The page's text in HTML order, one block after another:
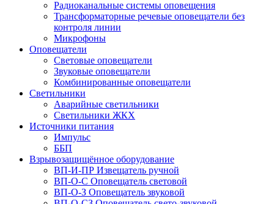
Радиоканальные системы оповещения
Трансформаторные речевые оповещатели без
контроля линии
Микрофоны
Оповещатели
Световые оповещатели
Звуковые оповещатели
Комбинированные оповещатели
Светильники
Аварийные светильники
Светильники ЖКХ
Источники питания
Импульс
ББП
Взрывозащищённое оборудование
ВП-И-ПР Извещатель ручной
ВП-О-С Оповещатель световой
ВП-О-З Оповещатель звуковой